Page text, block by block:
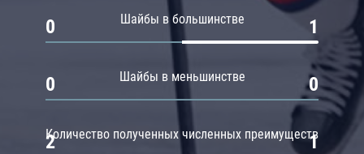
Шайбы в большинстве
0 1
Шайбы в меньшинстве
0 0
Количество полученных численных преимуществ
2 1